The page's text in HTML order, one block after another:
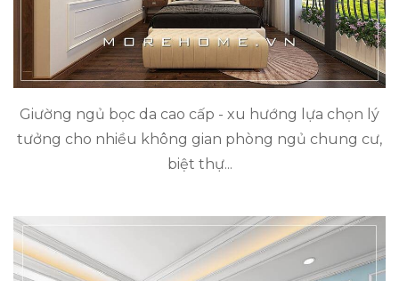
Giường ngủ bọc da cao cấp - xu hướng lựa chọn lý
tưởng cho nhiều không gian phòng ngủ chung cư,
biệt thự...